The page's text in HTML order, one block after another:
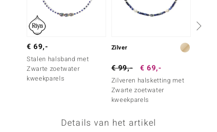
Collection
€ 69,-
Stalen halsband met
Zwarte zoetwater
kweekparels
Zilver
€ 99,- € 69,-
Zilveren halsketting met
Zwarte zoetwater
kweekparels
Details van het artikel